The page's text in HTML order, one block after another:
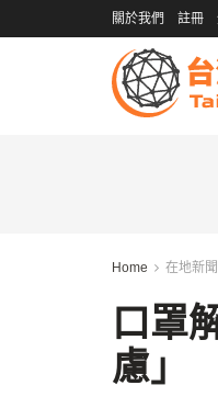
關於我們 註冊
Home 在地新聞
口罩
慮」